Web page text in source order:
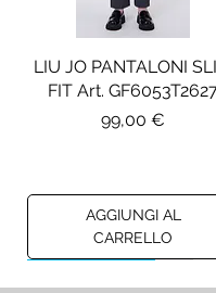
LIU JO PANTALONI
FIT Art.
Prezzo
99,00 €
AGGIUNGI AL
CARRELLO